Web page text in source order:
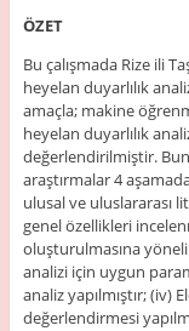
ÖZET
Bu çalışmada Rize ili
heyelan duyarlılık
amaçla; makine
heyelan duyarlılık
değerlendirilmiştir.
araştırmalar 4
ulusal ve uluslararası
genel özellikleri
oluşturulmasına
analizi için uygun
analiz yapılmıştır; (iv)
değerlendirmesi